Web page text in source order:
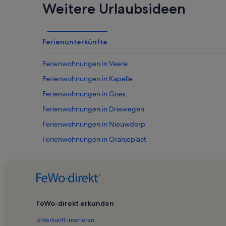
Weitere Urlaubsideen
Ferienunterkünfte
Ferienwohnungen in Veere
Ferienwohnungen in Kapelle
Ferienwohnungen in Goes
Ferienwohnungen in Driewegen
Ferienwohnungen in Nieuwdorp
Ferienwohnungen in Oranjeplaat
Ferienwohnungen in Museum Veere
Ferienwohnungen in Ritthem
FeWo-direkt erkunden
Unterkunft inserieren